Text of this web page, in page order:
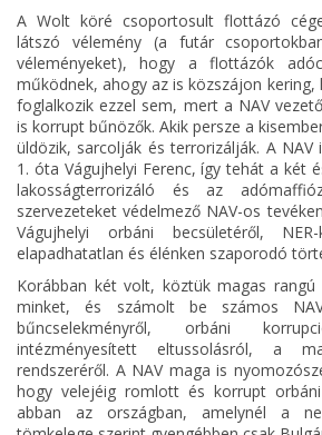
A Wolt köré csoportosult flottázó
látszó vélemény (a futár
véleményeket), hogy a flottázók
működnek, ahogy az is közszájon kering,
foglalkozik ezzel sem, mert a NAV
is korrupt bűnözők. Akik persze a
üldözik, sarcolják és terrorizálják. A NAV
1. óta Vágujhelyi Ferenc, így tehát a két
lakosságterrorizáló és az
szervezeteket védelmező NAV-os
Vágujhelyi orbáni becsületéről,
elapadhatatlan és élénken szaporodó
Korábban két volt, köztük magas
minket, és számolt be számos
bűncselekményről, orbáni
intézményesített eltussolásról, a
rendszeréről. A NAV maga is
hogy velejéig romlott és korrupt
abban az országban, amelynél a